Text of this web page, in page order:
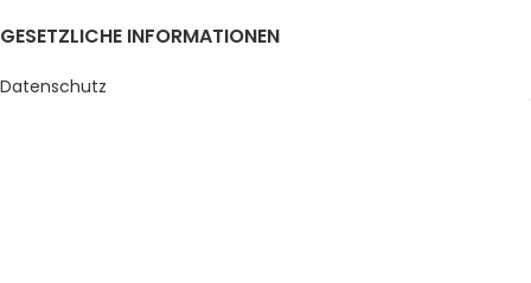
GESETZLICHE INFORMATIONEN
Datenschutz